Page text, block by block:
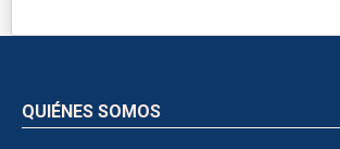
QUIÉNES SOMOS